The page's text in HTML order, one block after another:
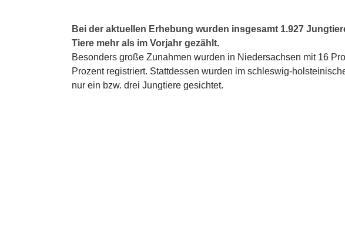
Bei der aktuellen Erhebung wurden insgesamt 1.927
Tiere mehr als im Vorjahr gezählt.
Besonders große Zunahmen wurden in Niedersachsen mit 16
Prozent registriert. Stattdessen wurden im schleswig-
nur ein bzw. drei Jungtiere gesichtet.